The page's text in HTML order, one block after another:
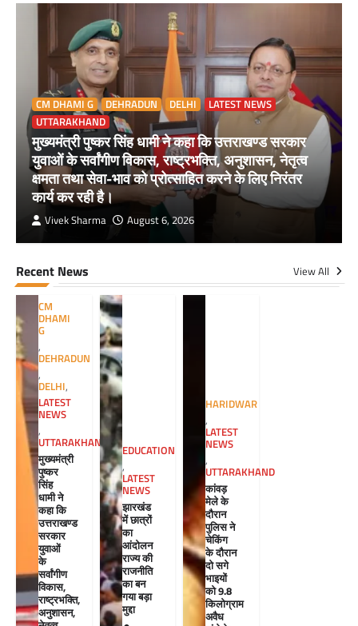
CM DHAMI G DEHRADUN DELHI
LATEST NEWS
UTTARAKHAND
मुख्यमंत्री पुष्कर सिंह धामी ने कहा कि उत्तराखण्ड सरकार
युवाओं के सर्वांगीण विकास, राष्ट्रभक्ति, अनुशासन, नेतृत्व
क्षमता तथा सेवा-भाव को प्रोत्साहित करने के लिए निरंतर
कार्य कर रही है।
Vivek Sharma August 6, 2026
Recent News View All
CM
DHAMI
G
,
DEHRADUN
,
DELHI,
LATEST
NEWS
,
UTTARAKHAND
मुख्यमंत्री
पुष्कर
सिंह
धामी ने
कहा कि
उत्तराखण्ड
सरकार
युवाओं
के
सर्वांगीण
विकास,
राष्ट्रभक्ति,
अनुशासन,
EDUCATION
,
LATEST
NEWS
झारखंड
में छात्रों
का
आंदोलन
राज्य की
राजनीति
का बन
गया बड़ा
मुद्दा
HARIDWAR
,
LATEST
NEWS
,
UTTARAKHAND
कांवड़
मेले के
दौरान
पुलिस ने
चेकिंग
के दौरान
दो सगे
भाइयों
को 9.8
किलोग्राम
अवैध